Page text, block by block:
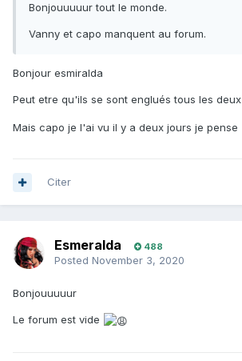
Bonjouuuuur tout le monde.
Vanny et capo manquent au forum.
Bonjour esmiralda
Peut etre qu'ils se sont englués tous les deux
Mais capo je l'ai vu il y a deux jours je pense
Citer
Esmeralda 488
Posted November 3, 2020
Bonjouuuuur
Le forum est vide